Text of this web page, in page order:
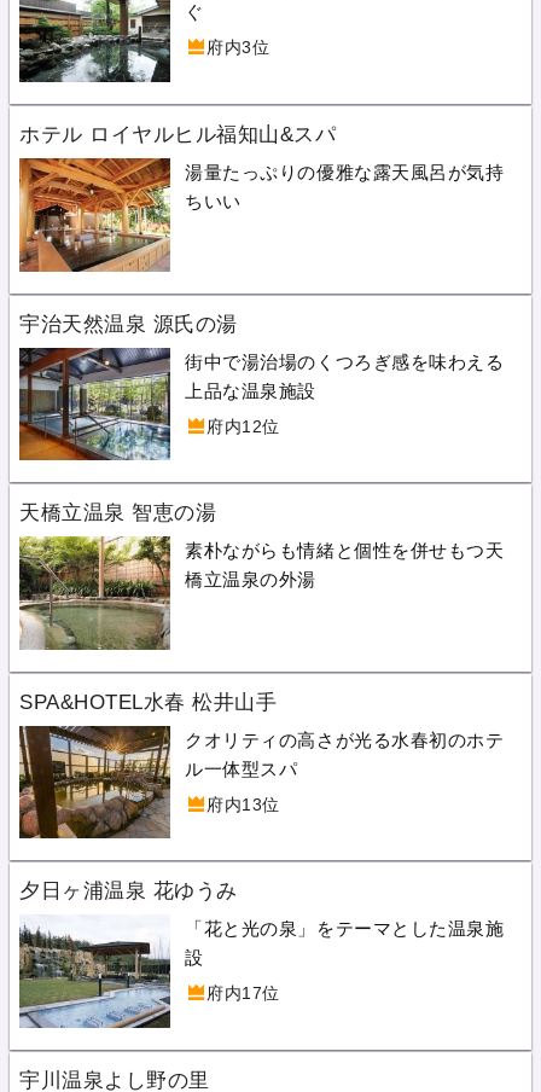
ぐ
府内3位
ホテル ロイヤルヒル福知山&スパ
湯量たっぷりの優雅な露天風呂が気持
ちいい
宇治天然温泉 源氏の湯
街中で湯治場のくつろぎ感を味わえる
上品な温泉施設
府内12位
天橋立温泉 智恵の湯
素朴ながらも情緒と個性を併せもつ天
橋立温泉の外湯
SPA&HOTEL水春 松井山手
クオリティの高さが光る水春初のホテ
ル一体型スパ
府内13位
夕日ヶ浦温泉 花ゆうみ
「花と光の泉」をテーマとした温泉施
設
府内17位
宇川温泉よし野の里